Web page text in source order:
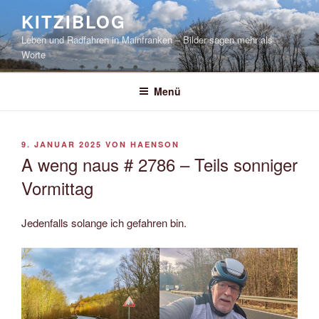
springen
KITZIBLOG
Leben und Radfahren in Mainfranken – Bilder sagen mehr als
Worte
Menü
VERÖFFENTLICHT
9. JANUAR 2025 VON HAENSON
A weng naus # 2786 – Teils sonniger
Vormittag
Jedenfalls solange ich gefahren bin.